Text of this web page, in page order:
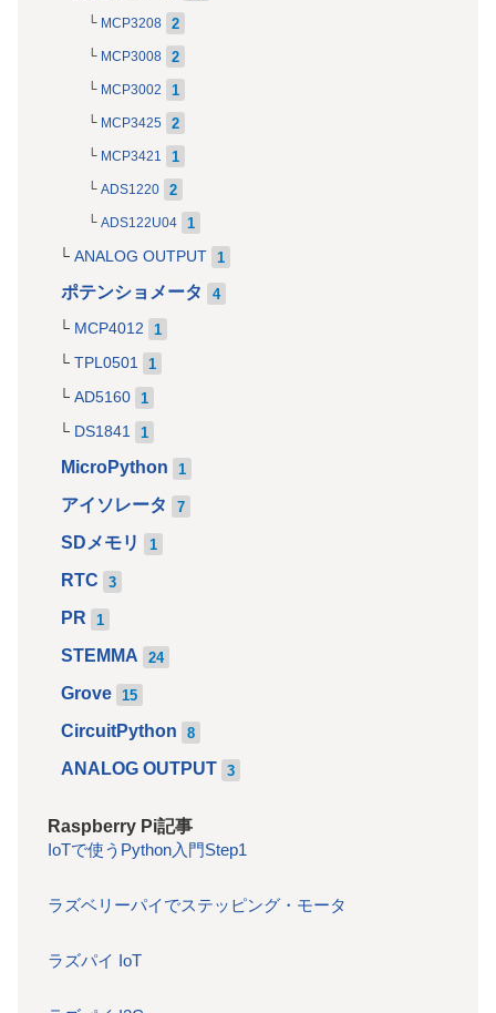
MCP3208 2
MCP3008 2
MCP3002 1
MCP3425 2
MCP3421 1
ADS1220 2
ADS122U04 1
ANALOG OUTPUT 1
ポテンショメータ 4
MCP4012 1
TPL0501 1
AD5160 1
DS1841 1
MicroPython 1
アイソレータ 7
SDメモリ 1
RTC 3
PR 1
STEMMA 24
Grove 15
CircuitPython 8
ANALOG OUTPUT 3
Raspberry Pi記事
IoTで使うPython入門Step1
ラズベリーパイでステッピング・モータ
ラズパイ IoT